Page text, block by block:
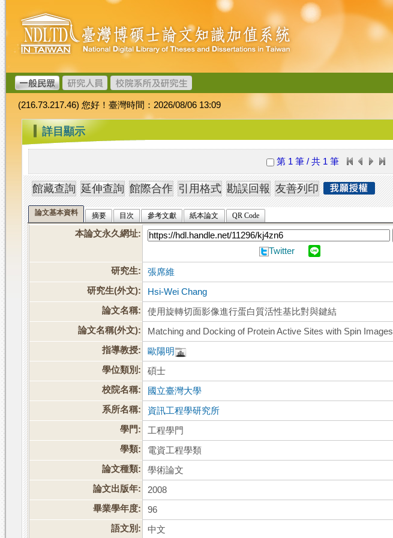
跳
到
主
要
內
容
臺
灣
博
碩
士
論
文
加
值
系
統
(216.73.217.46) 您好！臺灣時間：2026/08/06 13:09
::: 詳目顯示
第 1 筆 / 共 1 筆
論文基本資料 摘要 目次 參考文獻 紙本論文 QR Code
本論文永久網址:
Twitter
研究生:
張席維
研究生(外文):
Hsi-Wei Chang
論文名稱:
使用旋轉切面影像進行蛋白質活性基比對與鍵結
論文名稱(外文):
Matching and Docking of Protein Active Sites with Spin Images
指導教授:
歐陽明
學位類別:
碩士
校院名稱:
國立臺灣大學
系所名稱:
資訊工程學研究所
學門:
工程學門
學類:
電資工程學類
論文種類:
學術論文
論文出版年:
2008
畢業學年度:
96
語文別:
中文